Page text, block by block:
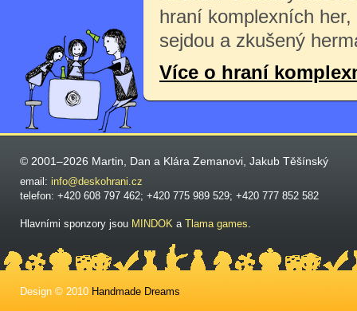
hraní komplexních
sejdou a zkušený
Více o hraní
© 2001–2026 Martin, Dan a Klára Zemanovi, Jakub Těšínský
email: info@deskohrani.cz
telefon: +420 608 797 462; +420 775 989 529; +420 777 852 582
Hlavními sponzory jsou MINDOK a Tlama games.
Design © 2010 Handmade Dreams